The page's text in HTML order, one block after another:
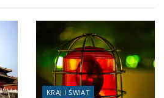
KRAJ I ŚWIAT